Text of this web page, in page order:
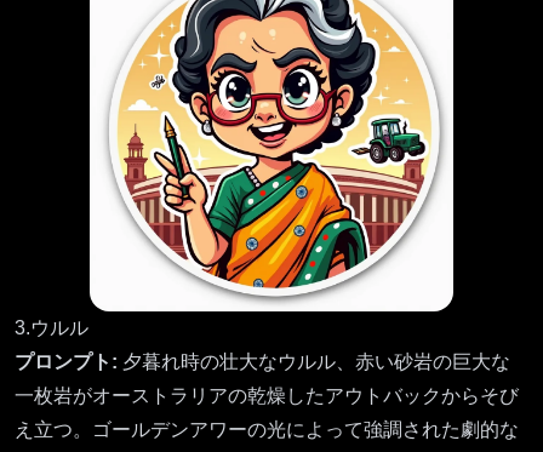
3.ウルル
プロンプト: 夕暮れ時の壮大なウルル、赤い砂岩の巨大な
一枚岩がオーストラリアの乾燥したアウトバックからそび
え立つ。ゴールデンアワーの光によって強調された劇的な